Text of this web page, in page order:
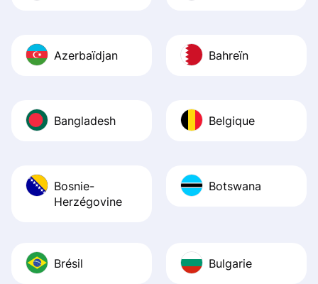
Azerbaïdjan Bahreïn
Bangladesh Belgique
Bosnie-
Herzégovine
Botswana
Brésil Bulgarie